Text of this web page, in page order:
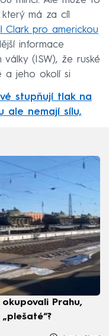
má za cíl
Clark pro americkou
informace
(ISW), že ruské
a jeho okolí si
stupňují tlak na
ale nemají sílu,
Prahu,